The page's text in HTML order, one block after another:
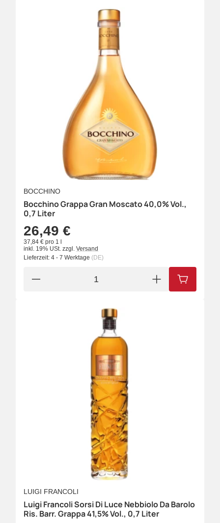
BOCCHINO
Bocchino Grappa Gran Moscato 40,0% Vol.,
0,7 Liter
26,49 €
37,84 € pro 1 l
inkl. 19% USt. zzgl. Versand
Lieferzeit: 4 - 7 Werktage (DE)
IN DEN
LUIGI FRANCOLI
Luigi Francoli Sorsi Di Luce Nebbiolo Da Barolo
Ris. Barr. Grappa 41,5% Vol., 0,7 Liter